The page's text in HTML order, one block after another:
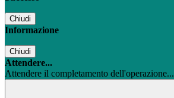
Chiudi
Informazione
Chiudi
Attendere...
Attendere il completamento dell'operazione...